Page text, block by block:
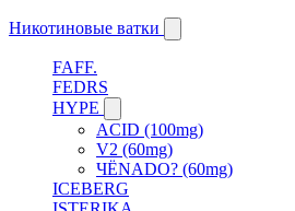
Никотиновые ватки
FAFF.
FEDRS
HYPE
ACID (100mg)
V2 (60mg)
ЧЁNADO? (60mg)
ICEBERG